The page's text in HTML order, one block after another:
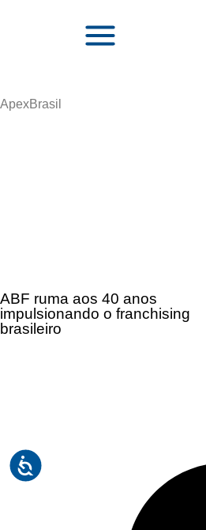
ApexBrasil
ABF ruma aos 40 anos
impulsionando o franchising
brasileiro